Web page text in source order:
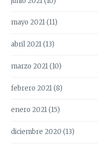
mayo 2021(11)
abril 2021(13)
marzo 2021(10)
febrero 2021(8)
enero 2021(15)
diciembre 2020 (13)